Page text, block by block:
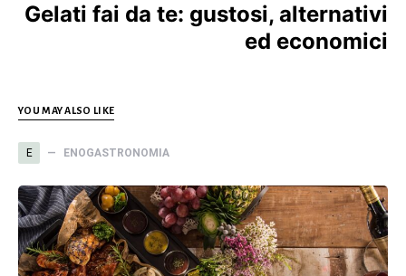
Gelati fai da te: gustosi, alternativi
ed economici
YOU MAY ALSO LIKE
E ENOGASTRONOMIA